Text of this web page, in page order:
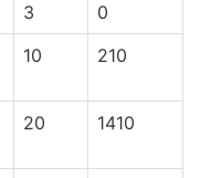
3
0
10 210
20 1410